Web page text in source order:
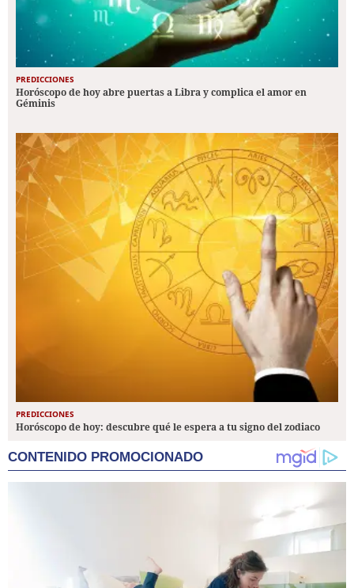
PREDICCIONES
Horóscopo de hoy abre puertas a Libra y complica el amor en
Géminis
PREDICCIONES
Horóscopo de hoy: descubre qué le espera a tu signo del zodiaco
CONTENIDO PROMOCIONADO